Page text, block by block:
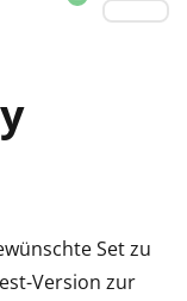
Set zu
Version zur